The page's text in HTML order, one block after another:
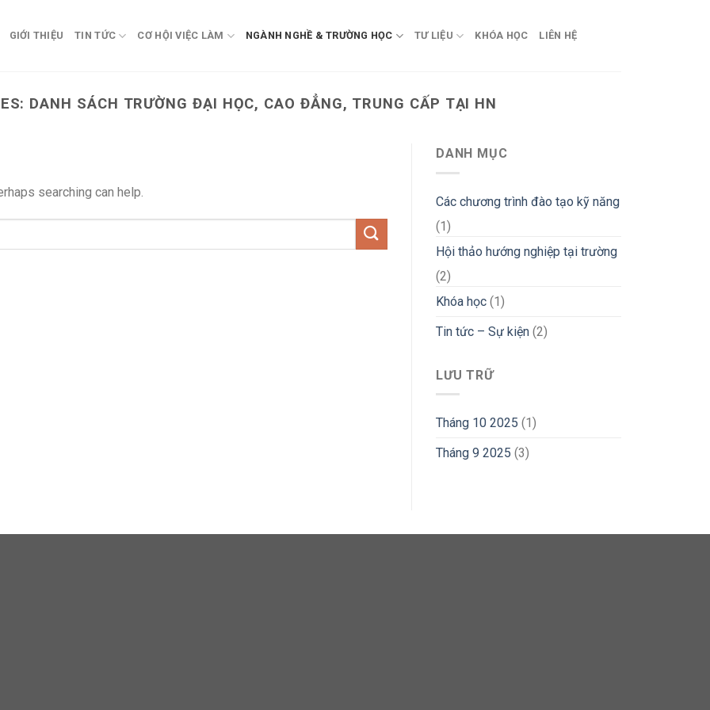
GIỚI THIỆU TIN TỨC CƠ HỘI VIỆC LÀM NGÀNH NGHỀ & TRƯỜNG HỌC TƯ LIỆU KHÓA HỌC LIÊN HỆ
DANH SÁCH TRƯỜNG ĐẠI HỌC, CAO ĐẲNG, TRUNG CẤP TẠI HN
searching can help.
DANH MỤC
Các chương trình đào tạo kỹ năng
(1)
Hội thảo hướng nghiệp tại trường
(2)
Khóa học (1)
Tin tức – Sự kiện (2)
LƯU TRỮ
Tháng 10 2025 (1)
Tháng 9 2025 (3)